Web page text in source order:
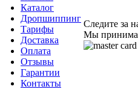
Каталог
Дропшиппинг
Тарифы
Доставка
Оплата
Отзывы
Гарантии
Контакты
Следите за
Мы